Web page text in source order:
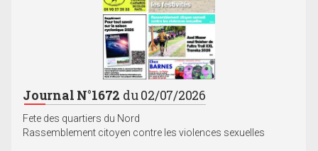
Journal N°1672 du 02/07/2026
Fete des quartiers du Nord
Rassemblement citoyen contre les violences sexuelles